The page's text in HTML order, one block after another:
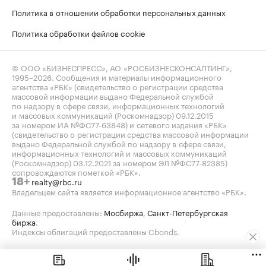
Политика в отношении обработки персональных данных
Политика обработки файлов cookie
© ООО «БИЗНЕСПРЕСС», АО «РОСБИЗНЕСКОНСАЛТИНГ»,
1995–2026. Сообщения и материалы информационного
агентства «РБК» (свидетельство о регистрации средства
массовой информации выдано Федеральной службой
по надзору в сфере связи, информационных технологий
и массовых коммуникаций (Роскомнадзор) 09.12.2015
за номером ИА №ФС77-63848) и сетевого издания «РБК»
(свидетельство о регистрации средства массовой информации
выдано Федеральной службой по надзору в сфере связи,
информационных технологий и массовых коммуникаций
(Роскомнадзор) 03.12.2021 за номером ЭЛ №ФС77-82385)
сопровождаются пометкой «РБК».
18+ realty@rbc.ru
Владельцем сайта является информационное агентство «РБК».
Данные предоставлены: Мосбиржа, Санкт-Петербургская
биржа.
Индексы облигаций предоставлены Cbonds.